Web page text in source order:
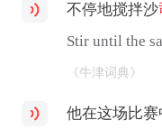
不停地搅拌沙
Stir until the
《牛津词典》
他在这场比